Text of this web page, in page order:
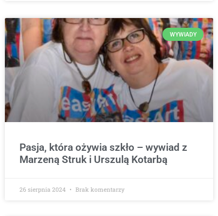
WYWIADY
Pasja, która ożywia szkło – wywiad z
Marzeną Struk i Urszulą Kotarbą
26 sierpnia 2024 Brak komentarzy